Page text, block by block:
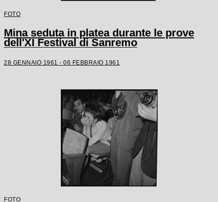
FOTO
Mina seduta in platea durante le prove
dell'XI Festival di Sanremo
28 GENNAIO 1961 - 06 FEBBRAIO 1961
FOTO